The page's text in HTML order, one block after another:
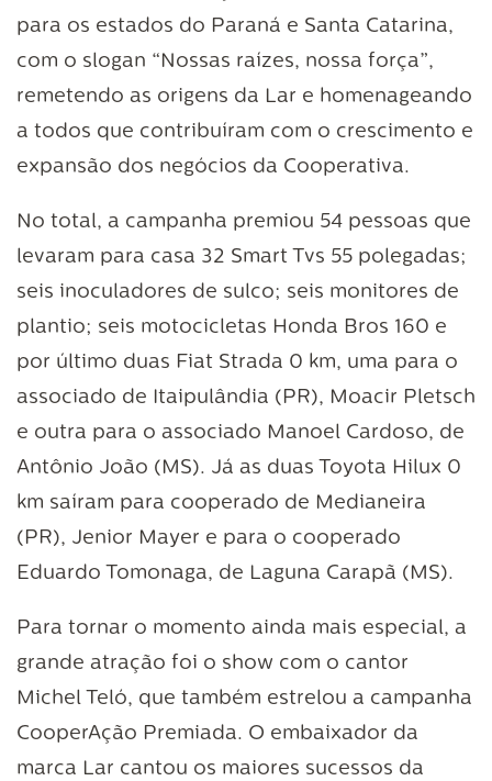
para os estados do Paraná e Santa Catarina,
com o slogan “Nossas raízes, nossa força”,
remetendo as origens da Lar e homenageando
a todos que contribuíram com o crescimento e
expansão dos negócios da Cooperativa.
No total, a campanha premiou 54 pessoas que
levaram para casa 32 Smart Tvs 55 polegadas;
seis inoculadores de sulco; seis monitores de
plantio; seis motocicletas Honda Bros 160 e
por último duas Fiat Strada 0 km, uma para o
associado de Itaipulândia (PR), Moacir Pletsch
e outra para o associado Manoel Cardoso, de
Antônio João (MS). Já as duas Toyota Hilux 0
km saíram para cooperado de Medianeira
(PR), Jenior Mayer e para o cooperado
Eduardo Tomonaga, de Laguna Carapã (MS).
Para tornar o momento ainda mais especial, a
grande atração foi o show com o cantor
Michel Teló, que também estrelou a campanha
CooperAção Premiada. O embaixador da
marca Lar cantou os maiores sucessos da